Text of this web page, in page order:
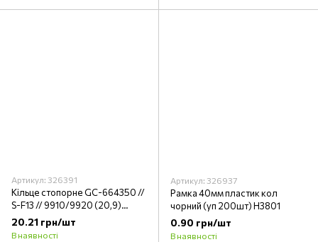
Артикул: 326391
Кільце стопорне GC-664350 //
S-F13 // 9910/9920 (20,9)
"Type Special" (22x23.5x1)
20.21 грн/шт
В наявності
Артикул: 326937
Рамка 40мм пластик кол
чорний (уп 200шт) Н3801
0.90 грн/шт
В наявності